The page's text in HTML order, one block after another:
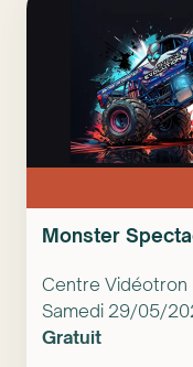
Monster
Centre Vidéotron
Samedi 29/05/
Gratuit